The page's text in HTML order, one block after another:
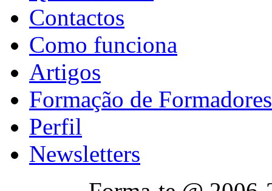
Contactos
Como funciona
Artigos
Formação de Formadores
Perfil
Newsletters